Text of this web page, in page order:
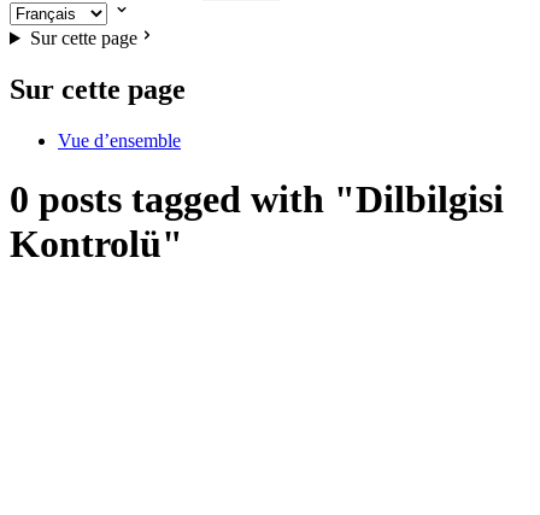
Sur cette page
Sur cette page
Vue d’ensemble
0 posts tagged with "Dilbilgisi
Kontrolü"